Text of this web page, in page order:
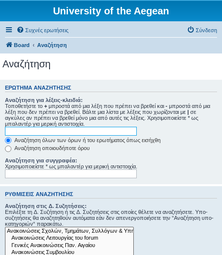
University of the Aegean
Συχνές ερωτήσεις Σύνδεση
Board Αναζήτηση
Αναζήτηση
ΕΡΏΤΗΜΑ ΑΝΑΖΉΤΗΣΗΣ
Αναζήτηση για λέξεις-κλειδιά:
Τοποθετήστε το + μπροστά από μια λέξη που πρέπει να βρεθεί και - μπροστά από μια
λέξη που δεν πρέπει να βρεθεί. Βάλτε μια λίστα με λέξεις που χωρίζονται με | σε
αγκύλες αν πρέπει να βρεθεί μόνο μια από αυτές τις λέξεις. Χρησιμοποιείστε * ως
μπαλαντέρ για μερική αντιστοιχία.
Αναζήτηση όλων των όρων ή του ερωτήματος όπως εισήχθη
Αναζήτηση οποιουδήποτε όρου
Αναζήτηση για συγγραφέα:
Χρησιμοποιείστε * ως μπαλαντέρ για μερική αντιστοιχία.
ΡΥΘΜΊΣΕΙΣ ΑΝΑΖΉΤΗΣΗΣ
Αναζήτηση στις Δ. Συζητήσεις:
Επιλέξτε τη Δ. Συζήτηση ή τις Δ. Συζητήσεις στις οποίες θέλετε να αναζητήσετε. Υπο-
συζητήσεις θα αναζητηθούν αυτόματα εάν δεν απενεργοποιήσετε την “Αναζήτηση υπο-
κατηγοριών“ παρακάτω.